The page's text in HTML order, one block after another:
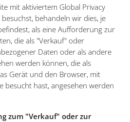
mit aktiviertem Global Privacy
behandeln wir dies, je
als eine Aufforderung zur
die als "Verkauf" oder
Daten oder als andere
werden können, die als
Gerät und den Browser, mit
besucht hast, angesehen werden
zum "Verkauf" oder zur